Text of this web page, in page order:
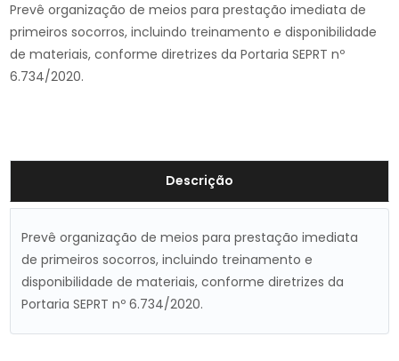
Prevê organização de meios para prestação imediata de
primeiros socorros, incluindo treinamento e disponibilidade
de materiais, conforme diretrizes da Portaria SEPRT nº
6.734/2020.
Descrição
Prevê organização de meios para prestação imediata
de primeiros socorros, incluindo treinamento e
disponibilidade de materiais, conforme diretrizes da
Portaria SEPRT nº 6.734/2020.